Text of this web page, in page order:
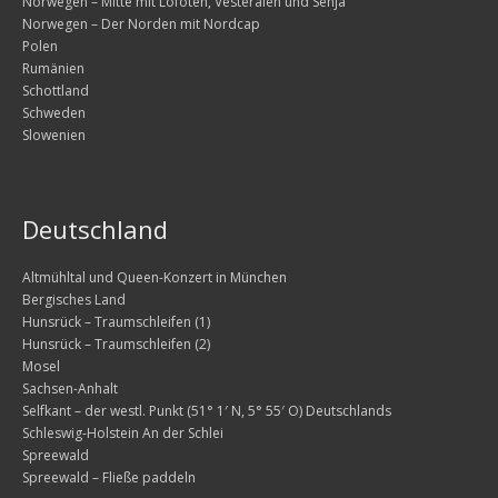
Die zweite Woche – Südnorwegen
Sonntag, 2.08. – Entlang der Fjorde nach Norden
Montag, 3.08. – weiter nach Norden, vorbei am
Freitag, 7.08. – Fahrt nach Flaktveit mit Besuch in
Samstag, 8.08. – Weiterfahrt nach Skei
Die dritte Woche – Die Entscheidung
Sonntag, 9.08. – Ziel ist Geiranger
Montag, 10.08. – Wandern und Motorradrunde
Norwegen – Der Norden mit Nordcap
Polen
Rumänien
Schottland
Schweden
Slowenien
Deutschland
Altmühltal und Queen-Konzert in München
Bergisches Land
Hunsrück – Traumschleifen (1)
Hunsrück – Traumschleifen (2)
Mosel
Sachsen-Anhalt
Selfkant – der westl. Punkt (51° 1′ N, 5° 55′ O) Deutschlands
Schleswig-Holstein An der Schlei
Spreewald
Spreewald – Fließe paddeln